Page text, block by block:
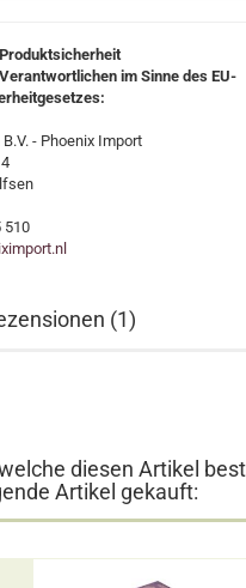
im Sinne des EU-
- Phoenix Import
510
(1)
diesen Artikel
Artikel gekauft: